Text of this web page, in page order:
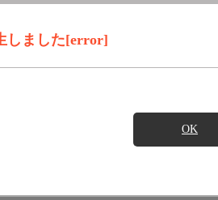
しました[error]
OK